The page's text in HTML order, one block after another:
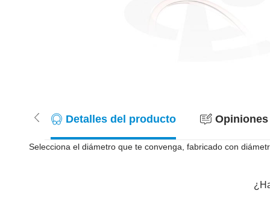
Detalles del producto
Selecciona el diámetro que te convenga, fabricado con